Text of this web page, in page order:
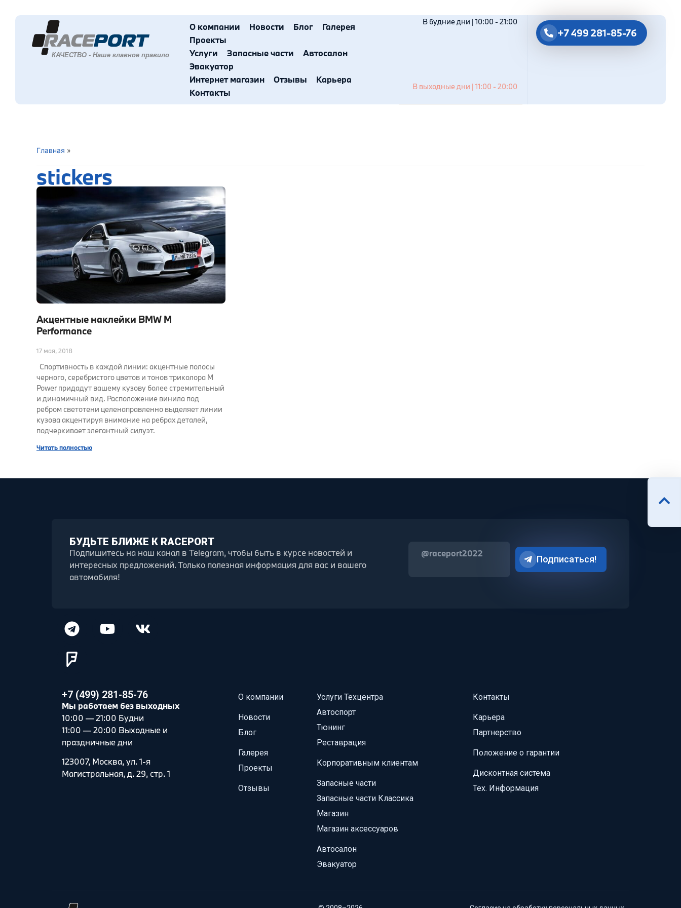
О компании Новости Блог
Галерея
Проекты
Услуги
Запасные части
Автосалон
Эвакуатор
Интернет магазин
Отзывы
Карьера
Контакты
В будние дни | 10:00 - 21:00
В выходные дни | 11:00 - 20:00
+7 499 281-85-76
Главная »
stickers
Акцентные наклейки BMW M
Performance
17 мая, 2018
Спортивность в каждой линии: акцентные полосы
черного, серебристого цветов и тонов триколора M
Power придадут вашему кузову более стремительный
и динамичный вид. Расположение винила под
ребром светотени целенаправленно выделяет линии
кузова акцентируя внимание на ребрах деталей,
подчеркивает элегантный силуэт.
Читать полностью
БУДЬТЕ БЛИЖЕ К RACEPORT
Подпишитесь на наш канал в Telegram, чтобы быть в курсе новостей и
интересных предложений. Только полезная информация для вас и вашего
автомобиля!
@raceport2022
Подписаться!
+7 (499) 281-85-76
Мы работаем без выходных
10:00 — 21:00 Будни
11:00 — 20:00 Выходные и
праздничные дни
123007, Москва, ул. 1-я
Магистральная, д. 29, стр. 1
О компании
Новости
Блог
Галерея
Проекты
Отзывы
Услуги Техцентра
Автоспорт
Тюнинг
Реставрация
Корпоративным клиентам
Запасные части
Запасные части Классика
Магазин
Магазин аксессуаров
Автосалон
Эвакуатор
Контакты
Карьера
Партнерство
Положение о гарантии
Дисконтная система
Тех. Информация